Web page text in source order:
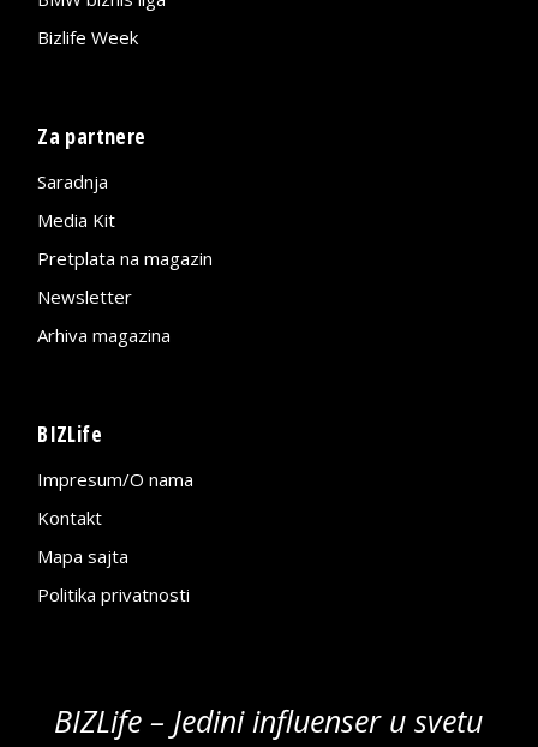
Bizlife Week
Za partnere
Saradnja
Media Kit
Pretplata na magazin
Newsletter
Arhiva magazina
BIZLife
Impresum/O nama
Kontakt
Mapa sajta
Politika privatnosti
BIZLife – Jedini influenser u svetu